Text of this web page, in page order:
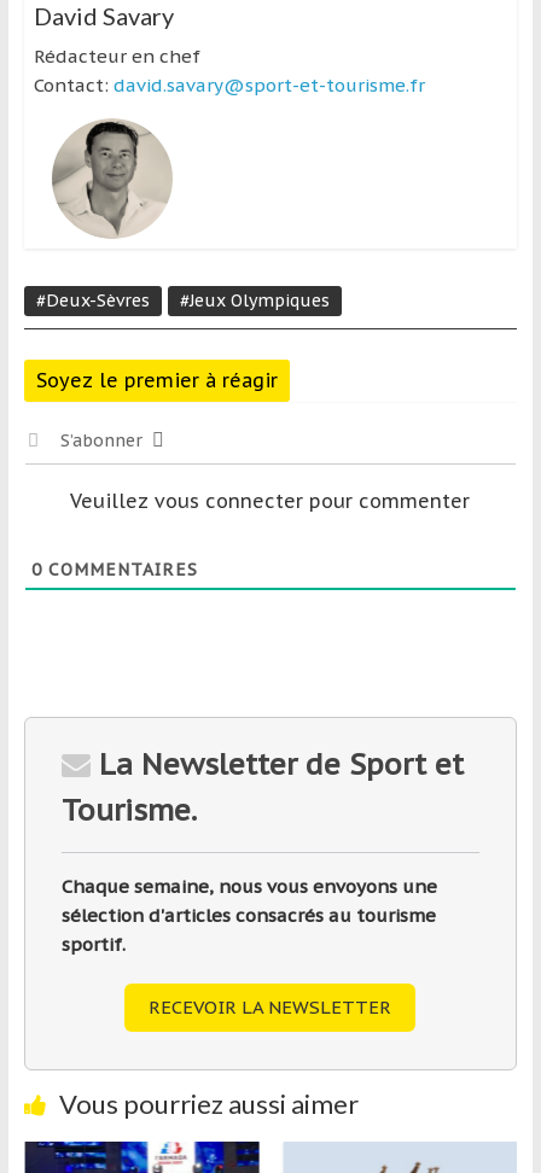
David Savary
Rédacteur en chef
Contact: david.savary@sport-et-tourisme.fr
#Deux-Sèvres #Jeux Olympiques
Soyez le premier à réagir
S’abonner
Veuillez vous connecter pour commenter
0COMMENTAIRES
La Newsletter de Sport et
Tourisme.
Chaque semaine, nous vous envoyons une
sélection d'articles consacrés au tourisme
sportif.
RECEVOIR LA NEWSLETTER
Vous pourriez aussi aimer